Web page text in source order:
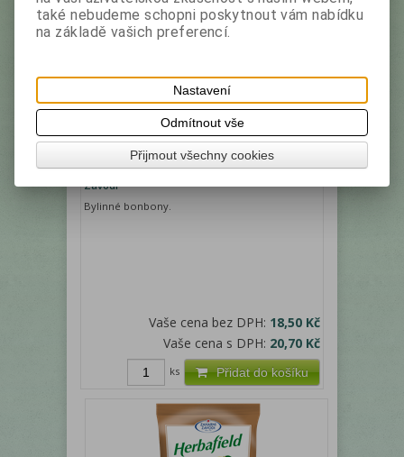
HERBAFIELD Bylinné bonbony
Grapefruit 75g (50)
Výrobce:Zaharni
Zavodi
Katalogové číslo:28104
Bylinné bonbony.
Vaše cena bez DPH: 18,50 Kč
Vaše cena s DPH: 20,70 Kč
Přidat do košíku
ks
také nebudeme schopni poskytnout vám nabídku
na základě vašich preferencí.
Nastavení
Odmítnout vše
Přijmout všechny cookies